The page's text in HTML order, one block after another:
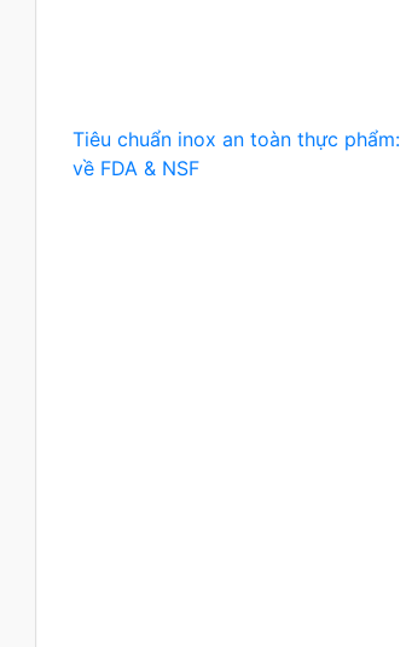
Tiêu chuẩn inox an toàn thực phẩm:
về FDA & NSF